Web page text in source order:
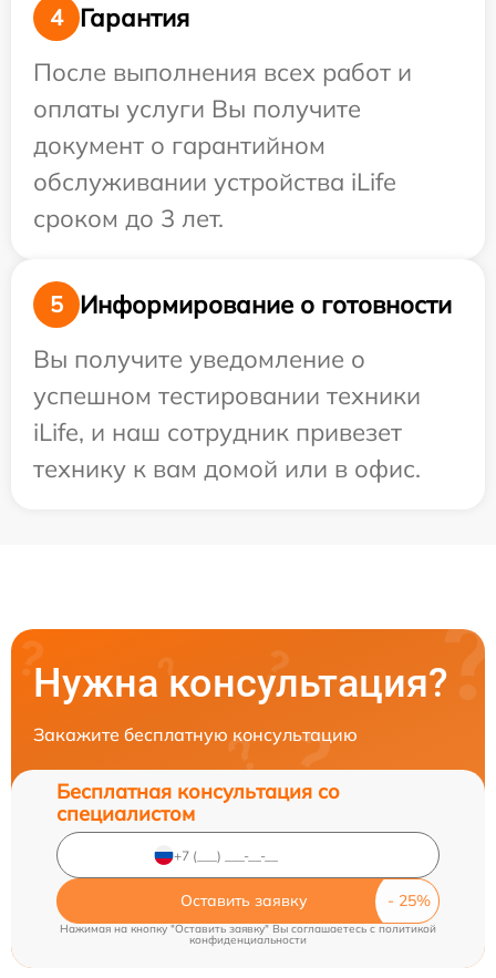
4
Гарантия
После выполнения всех работ и
оплаты услуги Вы получите
документ о гарантийном
обслуживании устройства iLife
сроком до 3 лет.
5
Информирование о готовности
Вы получите уведомление о
успешном тестировании техники
iLife, и наш сотрудник привезет
технику к вам домой или в офис.
Нужна консультация?
Закажите бесплатную консультацию
Бесплатная консультация со
специалистом
Оставить заявку
Нажимая на кнопку "Оставить заявку" Вы соглашаетесь c политикой
конфиденциальности